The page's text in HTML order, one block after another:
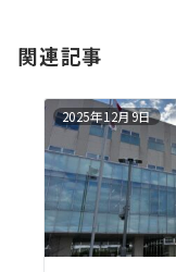
関連記事
2025年12月9日